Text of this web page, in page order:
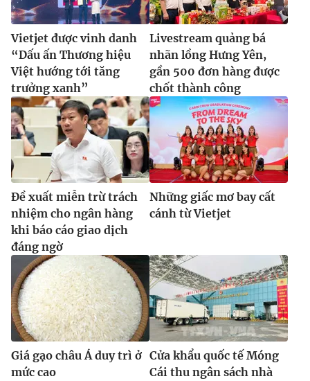
Ðiện thoại Thời báo VTV:024.66 897 897
Email:toasoan@vtv.vn
Liên hệ quảng cáo:024-7300.7108
® Cấm sao chép dưới mọi hình thức nếu không có sự chấp
thuận bằng văn bản. Ghi rõ nguồn VTV.vn khi phát hành lại
thông tin từ website này.
Vietjet được vinh danh
“Dấu ấn Thương hiệu
Việt hướng tới tăng
trưởng xanh”
Livestream quảng bá
nhãn lồng Hưng Yên,
gần 500 đơn hàng được
chốt thành công
Đề xuất miễn trừ trách
nhiệm cho ngân hàng
khi báo cáo giao dịch
đáng ngờ
Những giấc mơ bay cất
cánh từ Vietjet
Giá gạo châu Á duy trì ở
mức cao
Cửa khẩu quốc tế Móng
Cái thu ngân sách nhà